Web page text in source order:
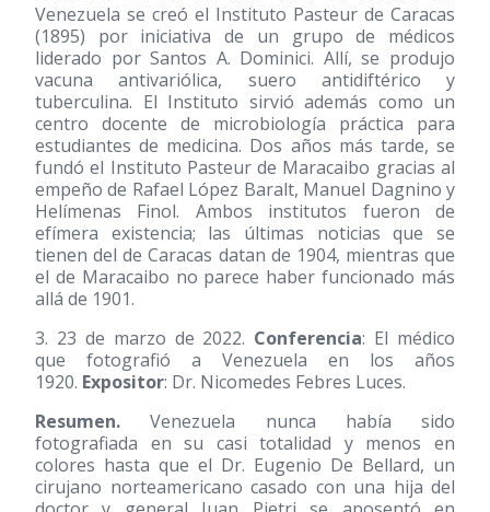
Venezuela se creó el Instituto Pasteur de Caracas
(1895) por iniciativa de un grupo de médicos
liderado por Santos A. Dominici. Allí, se produjo
vacuna antivariólica, suero antidiftérico y
tuberculina. El Instituto sirvió además como un
centro docente de microbiología práctica para
estudiantes de medicina. Dos años más tarde, se
fundó el Instituto Pasteur de Maracaibo gracias al
empeño de Rafael López Baralt, Manuel Dagnino y
Helímenas Finol. Ambos institutos fueron de
efímera existencia; las últimas noticias que se
tienen del de Caracas datan de 1904, mientras que
el de Maracaibo no parece haber funcionado más
allá de 1901.
3. 23 de marzo de 2022. Conferencia: El médico
que fotografió a Venezuela en los años
1920. Expositor: Dr. Nicomedes Febres Luces.
Resumen. Venezuela nunca había sido
fotografiada en su casi totalidad y menos en
colores hasta que el Dr. Eugenio De Bellard, un
cirujano norteamericano casado con una hija del